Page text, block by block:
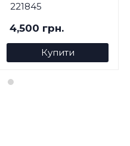
221845
4,500 грн.
Купити